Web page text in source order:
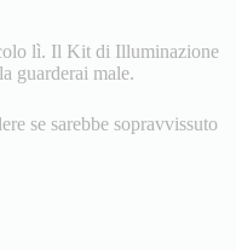
lì. Il Kit di Illuminazione
guarderai male.
se sarebbe sopravvissuto